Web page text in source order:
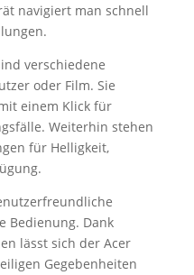
navigiert man schnell
verschiedene
oder Film. Sie
einem Klick für
Weiterhin stehen
für Helligkeit,
Bedienung. Dank
lässt sich der Acer
Gegebenheiten